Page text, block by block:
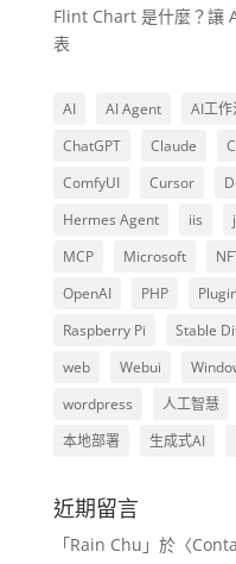
Flint Chart 是什麼？讓
表
AI AI Agent AI工作
ChatGPT
Claude
ComfyUI
Cursor
Hermes Agent
iis
MCP
Microsoft
OpenAI
PHP
Raspberry Pi
Stable
web
Webui
wordpress
人工智慧
本地部署
生成式AI
近期留言
「Rain Chu 」於〈